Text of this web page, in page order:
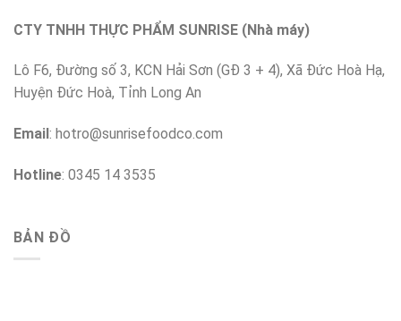
CTY TNHH THỰC PHẨM SUNRISE (Nhà máy)
Lô F6, Đường số 3, KCN Hải Sơn (GĐ 3 + 4), Xã Đức Hoà Hạ,
Huyện Đức Hoà, Tỉnh Long An
Email: hotro@sunrisefoodco.com
Hotline: 0345 14 3535
BẢN ĐỒ